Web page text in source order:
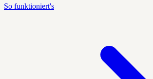
So funktioniert's